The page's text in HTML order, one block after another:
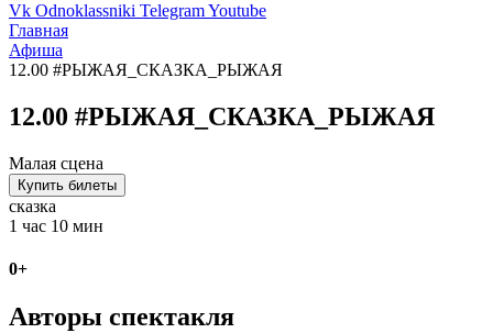
Vk Odnoklassniki TelegramYoutube
Главная
Афиша
12.00 #РЫЖАЯ_СКАЗКА_РЫЖАЯ
12.00 #РЫЖАЯ_СКАЗКА_РЫЖАЯ
Малая сцена
Купить билеты
сказка
1 час 10 мин
0+
Авторы спектакля